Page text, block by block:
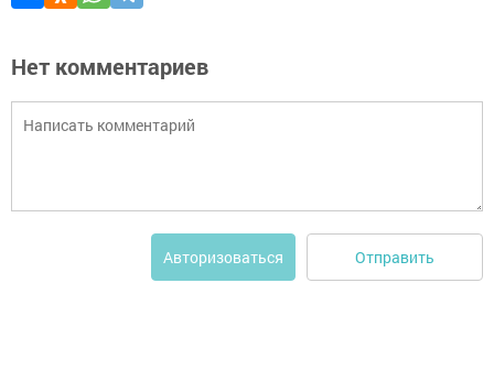
Нет комментариев
Авторизоваться Отправить